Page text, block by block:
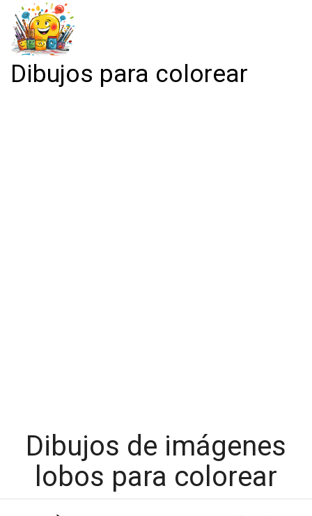
Dibujos para colorear
Dibujos de imágenes
lobos para colorear